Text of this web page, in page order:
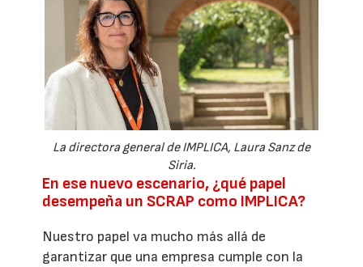
La directora general de IMPLICA, Laura Sanz de
Siria.
En ese nuevo escenario, ¿qué papel
desempeña un SCRAP como IMPLICA?
Nuestro papel va mucho más allá de
garantizar que una empresa cumple con la